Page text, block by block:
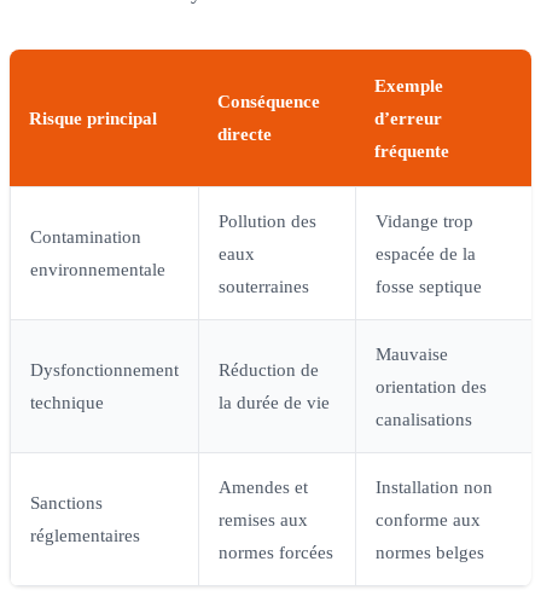
Risque principal
Conséquence
directe
Exemple
d’erreur
fréquente
Contamination
environnementale
Pollution des
eaux
souterraines
Vidange trop
espacée de la
fosse septique
Dysfonctionnement
technique
Réduction de
la durée de vie
Mauvaise
orientation des
canalisations
Sanctions
réglementaires
Amendes et
remises aux
normes forcées
Installation non
conforme aux
normes belges